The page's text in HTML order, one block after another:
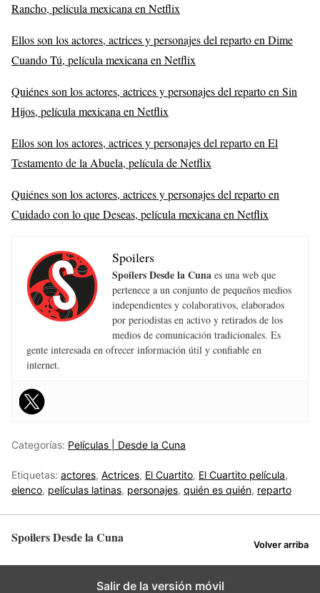
Rancho, película mexicana en Netflix
Ellos son los actores, actrices y personajes del reparto en Dime
Cuando Tú, película mexicana en Netflix
Quiénes son los actores, actrices y personajes del reparto en Sin
Hijos, película mexicana en Netflix
Ellos son los actores, actrices y personajes del reparto en El
Testamento de la Abuela, película de Netflix
Quiénes son los actores, actrices y personajes del reparto en
Cuidado con lo que Deseas, película mexicana en Netflix
Spoilers
Spoilers Desde la Cuna es una web que
pertenece a un conjunto de pequeños medios
independientes y colaborativos, elaborados
por periodistas en activo y retirados de los
medios de comunicación tradicionales. Es
gente interesada en ofrecer información útil y confiable en
internet.
Categorías: Películas | Desde la Cuna
Etiquetas: actores, Actrices, El Cuartito, El Cuartito película,
elenco, películas latinas, personajes, quién es quién, reparto
Spoilers Desde la Cuna Volver arriba
Salir de la versión móvil